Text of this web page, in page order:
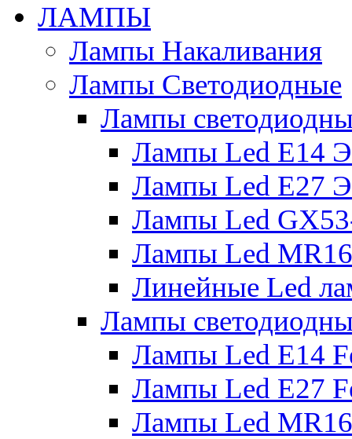
ЛАМПЫ
Лампы Накаливания
Лампы Светодиодные
Лампы
Лампы Led E14
Лампы Led E27
Лампы Led
Лампы Led
Линейные Led
Лампы
Лампы Led E14
Лампы Led E27
Лампы Led